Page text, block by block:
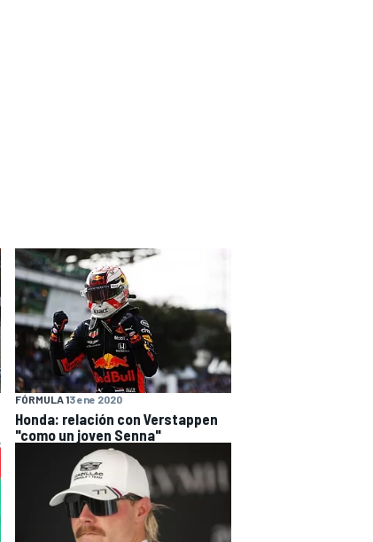
FÓRMULA 13 ene 2020
Honda: relación con Verstappen
"como un joven Senna"